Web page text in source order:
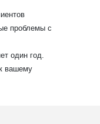
проблемы с
один год.
вашему